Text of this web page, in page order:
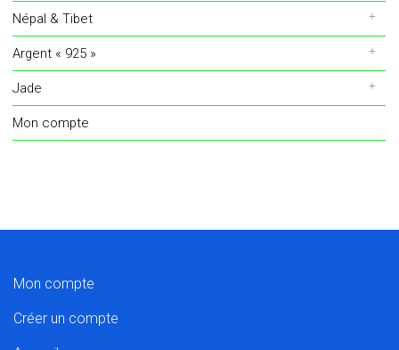
Népal & Tibet
Argent « 925 »
Jade
Mon compte
Mon compte
Créer un compte